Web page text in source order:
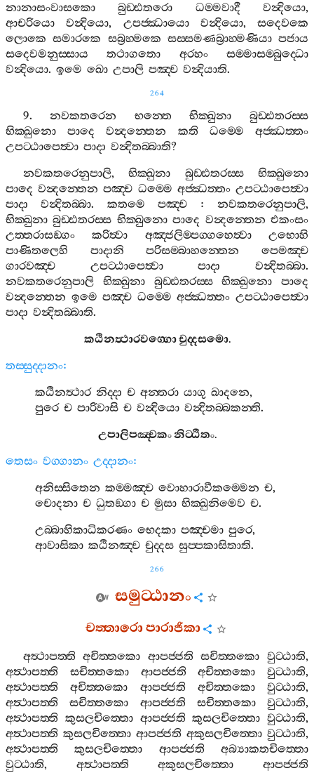
නානාසංවාසකො
බුඩ‍්ඪතරො ධම‍්මවාදී වන්‍දියො,
ආචරියො
වන්‍දියො, උපජ‍්ඣායො වන්‍දියො, සදෙවකෙ
ලොකෙ සමාරකෙ සබ්‍රහ‍්මකෙ සස‍්සමණබ්‍රාහ‍්මණියා පජාය
සදෙවමනුස‍්සාය
තථාගතො අරහං
සම‍්මාසම‍්බුද‍්ධො
වන්‍දියො. ඉමෙ ඛො උපාලි පඤ‍්ච වන්‍දියාති.
264
9.නවකතරෙන භන‍්තෙ භික‍්ඛුනා
බුඩ‍්ඪතරස‍්ස
භික‍්ඛුනො
පාදෙ වන්‍දන‍්තෙන කති ධම‍්මෙ
අජ‍්ඣත‍්තං
උපට‍්ඨාපෙත්‍වා පාදා වන්‍දිතබ‍්බාති?
නවකතරෙනුපාලි,භික‍්ඛුනා බුඩ‍්ඪතරස‍්ස
භික‍්ඛුනො
පාදෙ වන්‍දන‍්තෙන පඤ‍්ච ධම‍්මෙ අජ‍්ඣත‍්තං උපට‍්ඨාපෙත්‍වා
පාදා
වන්‍දිතබ‍්බා. කතමෙ පඤ‍්ච :නවකතරෙනුපාලි,
භික‍්ඛුනා බුඩ‍්ඪතරස‍්ස භික‍්ඛුනො පාදෙ වන්‍දන‍්තෙන එකංසං
උත‍්තරාසඞ‍්ගං
කරිත්‍වා අඤ‍්ජලිම‍්පග‍්ගහෙත්‍වා
උභොහි
පාණිතලෙහි
පාදානි පරිසම‍්බාහන‍්තෙන
පෙමඤ‍්ච
ගාරවඤ‍්ච
උපට‍්ඨාපෙත්‍වා පාදා වන්‍දිතබ‍්බා.
නවකතරෙනුපාලි
භික‍්ඛුනා බුඩ‍්ඪතරස‍්ස භික‍්ඛුනො
පාදෙ
වන්‍දන‍්තෙන ඉමෙ පඤ‍්ච ධම‍්මෙ අජ‍්ඣත‍්තං උපට‍්ඨාපෙත්‍වා
පාදා වන්‍දිතබ‍්බාති.
කඨිනත්‍ථාරවග‍්ගොචුද‍්දසමො.
තස‍්සුද‍්දානං:
කඨිනත්‍ථාර නිද‍්දා ච අන‍්තරා යාගු ඛාදනෙ,
පුරෙ ච පාරිවාසි ච වන්‍දියො වන්‍දිතබ‍්බකන‍්ති.
උපාලිපඤ‍්චකංනිට‍්ඨිතං.
තෙසං වග‍්ගානං උද‍්දානං:
අනිස‍්සිතෙන කම‍්මඤ‍්ච වොහාරාවීකම‍්මෙන ච,
චොදනා ච ධුතඞ‍්ගා ච මුසා භික‍්ඛුනිමෙව ච.
උබ‍්බාහිකාධිකරණං භෙදකා පඤ‍්චමා පුරෙ,
ආවාසිකා කඨිනඤ‍්ච චුද‍්දස සුප‍්පකාසිතාති.
266
සමුට‍්ඨානං
චත‍්තාරොපාරාජිකා
අත්‍ථාපත‍්ති අචිත‍්තකො ආපජ‍්ජති සචිත‍්තකො වුට‍්ඨාති,
අත්‍ථාපත‍්ති
සචිත‍්තකො ආපජ‍්ජති අචිත‍්තකො වුට‍්ඨාති,
අත්‍ථාපත‍්ති
අචිත‍්තකො ආපජ‍්ජති අචිත‍්තකො වුට‍්ඨාති,
අත්‍ථාපත‍්ති
සචිත‍්තකො ආපජ‍්ජති සචිත‍්තකො වුට‍්ඨාති,
අත්‍ථාපත‍්ති කුසලචිත‍්තො ආපජ‍්ජති කුසලචිත‍්තො වුට‍්ඨාති,
අත්‍ථාපත‍්ති කුසලචිත‍්තො ආපජ‍්ජති අකුසලචිත‍්තො වුට‍්ඨාති,
අත්‍ථාපත‍්ති
කුසලචිත‍්තො ආපජ‍්ජති
අබ්‍යාකතචිත‍්තො
වුට‍්ඨාති, අත්‍ථාපත‍්ති අකුසලචිත‍්තො
ආපජ‍්ජති